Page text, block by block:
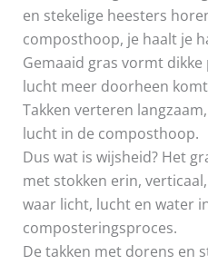
en stekelige heesters
composthoop, je haalt je
Gemaaid gras vormt
lucht meer doorheen
Takken verteren
lucht in de composthoop.
Dus wat is wijsheid? Het
met stokken erin,
waar licht, lucht en water
composteringsproces.
De takken met dorens en